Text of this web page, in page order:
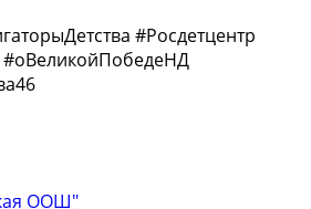
#Росдетцентр
ООШ"